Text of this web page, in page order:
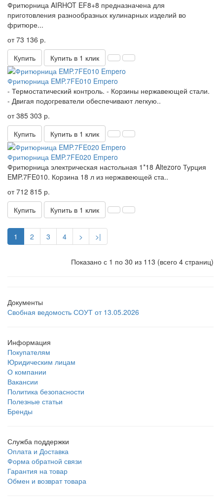
Фритюрница AIRHOT EF8+8 предназначена для
приготовления разнообразных кулинарных изделий во
фритюре...
от 73 136 р.
Купить
Купить в 1 клик
Фритюрница EMP.7FE010 Empero
- Термостатический контроль. - Корзины нержавеющей стали.
- Двигая подогреватели обеспечивают легкую..
от 385 303 р.
Купить
Купить в 1 клик
Фритюрница EMP.7FE020 Empero
Фритюрница электрическая настольная 1*18 Altezoro Турция
EMP.7FE010. Корзина 18 л из нержавеющей ста..
от 712 815 р.
Купить
Купить в 1 клик
1 2 3 4 > >|
Показано с 1 по 30 из 113 (всего 4 страниц)
Документы
Свобная ведомость СОУТ от 13.05.2026
Информация
Покупателям
Юридическим лицам
О компании
Вакансии
Политика безопасности
Полезные статьи
Бренды
Служба поддержки
Оплата и Доставка
Форма обратной связи
Гарантия на товар
Обмен и возврат товара